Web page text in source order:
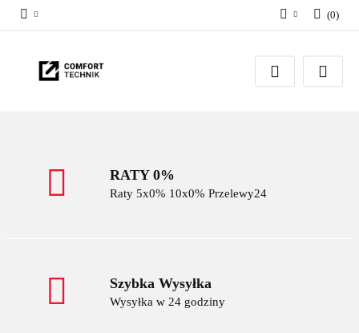
Zaloguj się
Zarejestruj się
(0)
RATY 0%
Raty 5x0% 10x0% Przelewy24
Szybka Wysyłka
Wysyłka w 24 godziny